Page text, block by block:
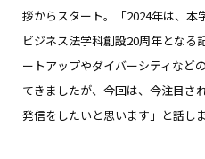
拶からスタート。「2024年は、本
ビジネス法学科創設20周年となる
ートアップやダイバーシティなど
てきましたが、今回は、今注目さ
発信をしたいと思います」と話しま